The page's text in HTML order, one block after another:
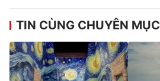
TIN CÙNG CHUYÊN MỤC